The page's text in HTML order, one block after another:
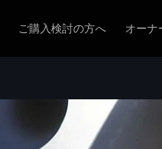
ご購入検討の方へ オーナ